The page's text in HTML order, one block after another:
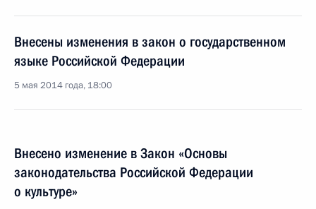
Внесены изменения в закон о государственном
языке Российской Федерации
5 мая 2014 года, 18:00
Внесено изменение в Закон «Основы
законодательства Российской Федерации
о культуре»